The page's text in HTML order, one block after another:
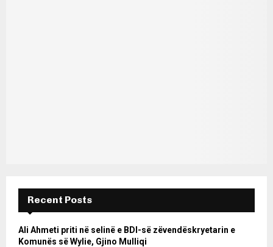
Recent Posts
Ali Ahmeti priti në selinë e BDI-së zëvendëskryetarin e
Komunës së Wylie, Gjino Mulliqi